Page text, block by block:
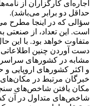
اجاره‌ای کارگزاران از
حداقل دو برابر می‌باشد).
سؤالی که در اینجا مطرح
است. این تعداد، از
متفاوت خواهد بود. با
دست آوردن چنین
مشابه در کشورهای سراسر
و اکثر کشورهای اروپایی
خبرگان مرتبط در مکان‌های
مکان یافتن شاخص‌های
شاخص‌های متداول در آن